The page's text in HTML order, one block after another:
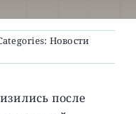
Новости
после